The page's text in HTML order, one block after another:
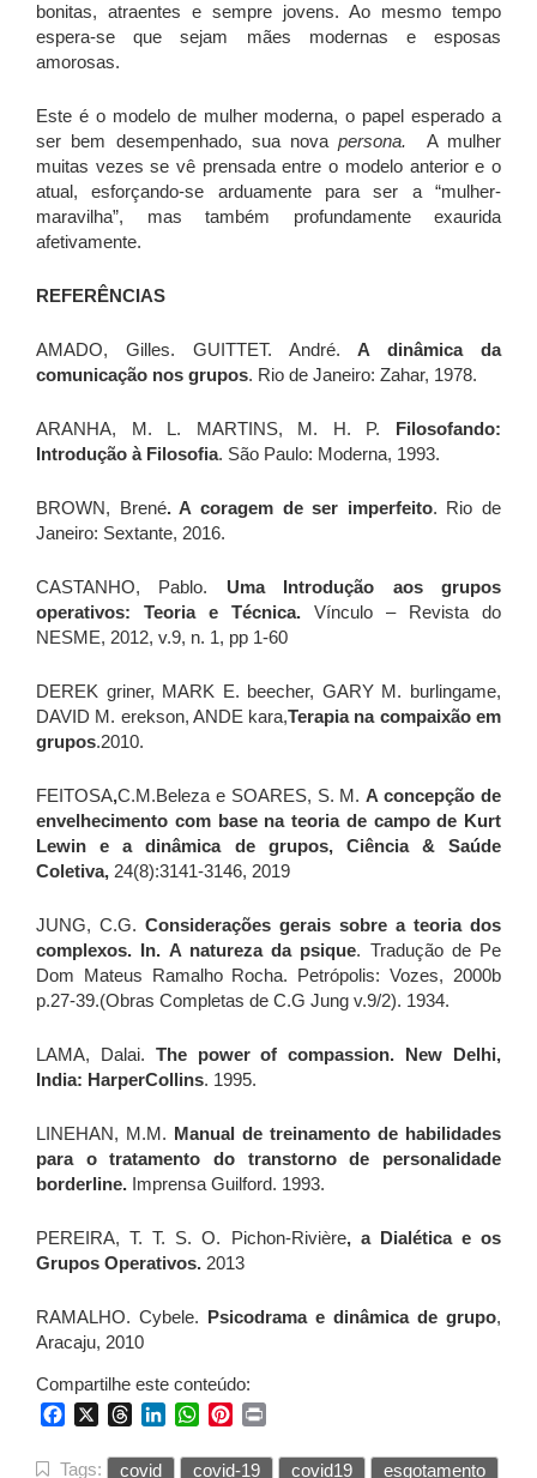
bonitas, atraentes e sempre jovens. Ao mesmo tempo
espera-se que sejam mães modernas e esposas
amorosas.
Este é o modelo de mulher moderna, o papel esperado a
ser bem desempenhado, sua novapersona.
A mulher
muitas vezes se vê prensada entre o modelo anterior e o
atual, esforçando-se arduamente para ser a “mulher-
maravilha”, mas também profundamente exaurida
afetivamente.
REFERÊNCIAS
AMADO, Gilles. GUITTET. André.A dinâmica da
comunicação nos grupos. Rio de Janeiro: Zahar, 1978.
ARANHA, M. L. MARTINS, M. H. P. Filosofando:
Introdução à Filosofia. São Paulo: Moderna, 1993.
BROWN, Brené. A coragem de ser imperfeito. Rio de
Janeiro: Sextante, 2016.
CASTANHO, Pablo. Uma Introdução aos grupos
operativos: Teoria e Técnica. Vínculo – Revista do
NESME, 2012, v.9, n. 1, pp 1-60
DEREK griner, MARK E. beecher, GARY M. burlingame,
DAVID M. erekson, ANDE kara,Terapia na compaixão em
grupos.2010.
FEITOSA,C.M.Beleza e SOARES, S. M.A concepção de
envelhecimento com base na teoria de campo de Kurt
Lewin e a dinâmica de grupos, Ciência & Saúde
Coletiva, 24(8):3141-3146, 2019
JUNG, C.G. Considerações gerais sobre a teoria dos
complexos. In. A natureza da psique. Tradução de Pe
Dom Mateus Ramalho Rocha. Petrópolis: Vozes, 2000b
p.27-39.(Obras Completas de C.G Jung v.9/2). 1934.
LAMA, Dalai. The power of compassion. New Delhi,
India: HarperCollins. 1995.
LINEHAN, M.M. Manual de treinamento de habilidades
para o tratamento do transtorno de personalidade
borderline. Imprensa Guilford. 1993.
PEREIRA, T. T. S. O. Pichon-Rivière, a Dialética e os
Grupos Operativos. 2013
RAMALHO. Cybele. Psicodrama e dinâmica de grupo,
Aracaju, 2010
Compartilhe este conteúdo:
FacebookThreadsLinkedInWhatsApp
Pinterest
Tags: covid covid-19 covid19
esgotamento